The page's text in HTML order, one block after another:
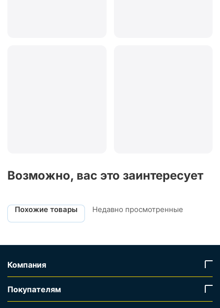
Возможно, вас это заинтересует
Похожие товары Недавно просмотренные
Компания
Покупателям